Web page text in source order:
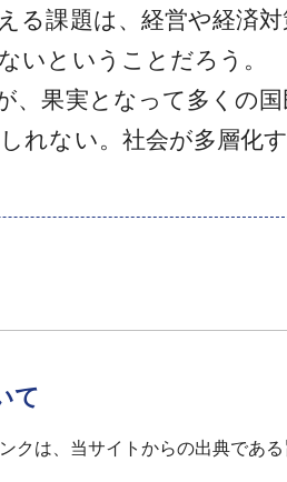
る課題は、経営や経済
いということだろう。
果実となって多くの
れない。社会が多層化
て
クは、当サイトからの出典であ